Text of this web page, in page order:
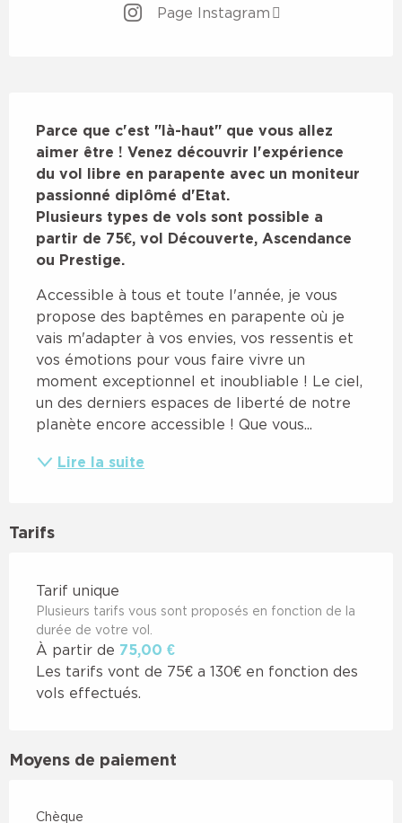
Page Instagram
Parce que c'est "là-haut" que vous allez
aimer être ! Venez découvrir l'expérience
du vol libre en parapente avec un moniteur
passionné diplômé d'Etat.
Plusieurs types de vols sont possible a
partir de 75€, vol Découverte, Ascendance
ou Prestige.
Accessible à tous et toute l'année, je vous
propose des baptêmes en parapente où je
vais m'adapter à vos envies, vos ressentis et
vos émotions pour vous faire vivre un
moment exceptionnel et inoubliable ! Le ciel,
un des derniers espaces de liberté de notre
planète encore accessible ! Que vous...
Lire la suite
Tarifs
Tarifs 2026
Tarif unique
Plusieurs tarifs vous sont proposés en fonction de la
durée de votre vol.
À partir de 75,00 €
Les tarifs vont de 75€ a 130€ en fonction des
vols effectués.
Moyens de paiement
Chèque